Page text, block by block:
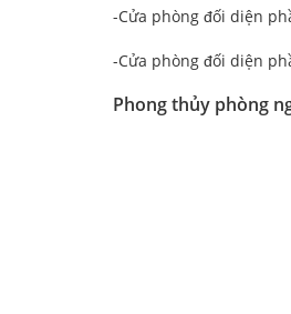
-Cửa phòng đối diện
-Cửa phòng đối diện
Phong thủy phòng